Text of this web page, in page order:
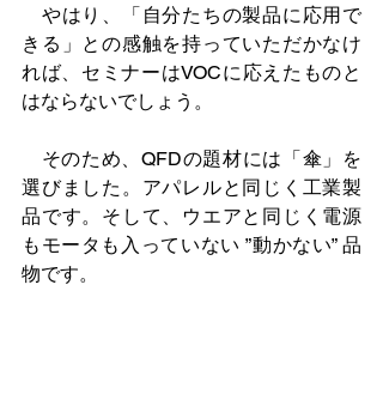
やはり、「自分たちの製品に応用で
きる」との感触を持っていただかなけ
れば、セミナーはVOCに応えたものと
はならないでしょう。
そのため、QFDの題材には「傘」を
選びました。アパレルと同じく工業製
品です。そして、ウエアと同じく電源
もモータも入っていない ”動かない” 品
物です。